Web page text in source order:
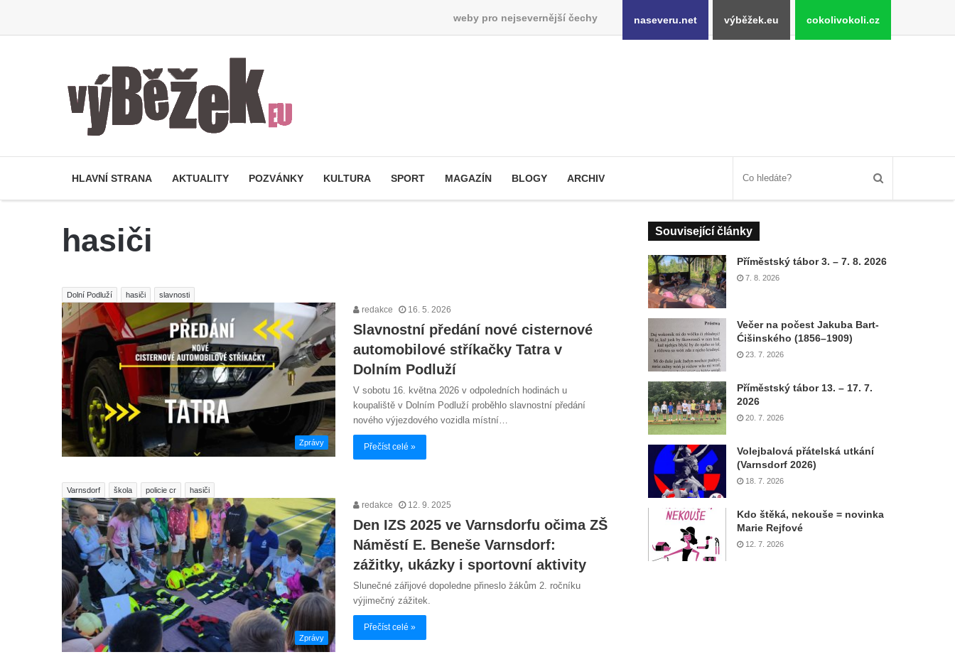
weby pro nejsevernější čechy naseveru.net výběžek.eu cokolivokoli.cz
HLAVNÍ STRANA AKTUALITY POZVÁNKY KULTURA SPORT MAGAZÍN BLOGY ARCHIV
hasiči
Dolní Podluží hasiči slavnosti
Zprávy
redakce 16. 5. 2026
Slavnostní předání nové cisternové
automobilové stříkačky Tatra v
Dolním Podluží
V sobotu 16. května 2026 v odpoledních hodinách u
koupaliště v Dolním Podluží proběhlo slavnostní předání
nového výjezdového vozidla místní…
Přečíst celé »
Varnsdorf škola policie cr hasiči
Zprávy
redakce 12. 9. 2025
Den IZS 2025 ve Varnsdorfu očima ZŠ
Náměstí E. Beneše Varnsdorf:
zážitky, ukázky i sportovní aktivity
Slunečné zářijové dopoledne přineslo žákům 2. ročníku
výjimečný zážitek.
Přečíst celé »
Související články
Příměstský tábor 3. – 7. 8. 2026
7. 8. 2026
Večer na počest Jakuba Bart-
Ćišinského (1856–1909)
23. 7. 2026
Příměstský tábor 13. – 17. 7.
2026
20. 7. 2026
Volejbalová přátelská utkání
(Varnsdorf 2026)
18. 7. 2026
Kdo štěká, nekouše = novinka
Marie Rejfové
12. 7. 2026